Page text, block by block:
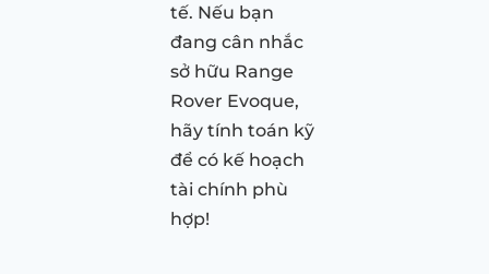
tế. Nếu bạn
đang cân nhắc
sở hữu Range
Rover Evoque,
hãy tính toán kỹ
để có kế hoạch
tài chính phù
hợp!